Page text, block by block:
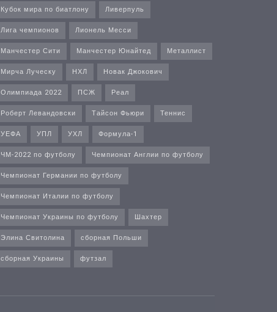
Кубок мира по биатлону
Ливерпуль
Лига чемпионов
Лионель Месси
Манчестер Сити
Манчестер Юнайтед
Металлист
Мирча Луческу
НХЛ
Новак Джокович
Олимпиада 2022
ПСЖ
Реал
Роберт Левандовски
Тайсон Фьюри
Теннис
УЕФА
УПЛ УХЛ
Формула-1
ЧМ-2022 по футболу
Чемпионат Англии по футболу
Чемпионат Германии по футболу
Чемпионат Италии по футболу
Чемпионат Украины по футболу
Шахтер
Элина Свитолина
сборная Польши
сборная Украины
футзал